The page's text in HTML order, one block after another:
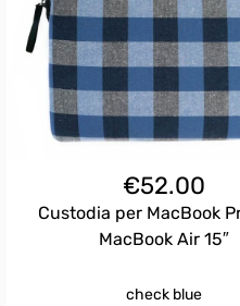
€52.00
Custodia per MacBook
MacBook Air 15″
check blue